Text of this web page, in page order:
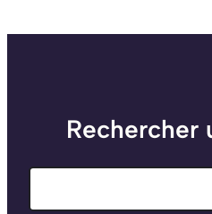
Rechercher